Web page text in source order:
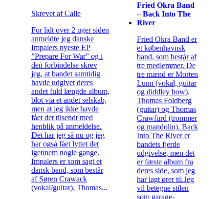
Skrevet af Calle
For lidt over 2 uger siden
anmeldte jeg danske
Impalers nyeste EP
”Prepare For War” og i
den forbindelse skrev
jeg, at bandet samtidig
havde udgivet deres
andet fuld længde album,
blot via et andet selskab,
men at jeg ikke havde
fået det tilsendt med
henblik på anmeldelse.
Det har jeg så nu og jeg
har også fået lyttet det
igennem nogle gange.
Impalers er som sagt et
dansk band, som består
af Søren Crawack
(vokal/guitar), Thomas...
Fried Okra Band
– Back Into The
River
Fried Okra Band er
et københavnsk
band, som består af
tre medlemmer. De
tre mænd er Morten
Lunn (vokal, guitar
og diddley bow),
Thomas Foldberg
(guitar) og Thomas
Crawfurd (trommer
og mandolin). Back
Into The River er
bandets fjerde
udgivelse, men det
er første album fra
deres side, som jeg
har lagt ører til.Jeg
vil betegne stilen
som garage-